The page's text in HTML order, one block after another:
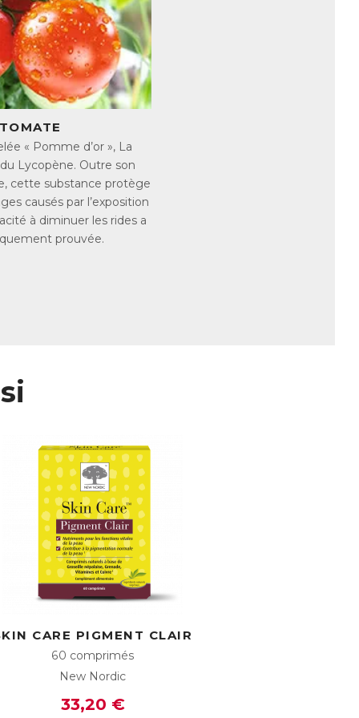
externes, tels que le tabac, le
d’élastine qui épaissit la peau à
l’apparition de stress oxydatif qui
les causes naturels du vieillissement
ans a montré que les effets de
effets bénéfiques pour la beauté et
C qui protège également les cellules
« Pomme d’or », La
Lycopène. Outre son
cette substance protège
causés par l’exposition
à diminuer les rides a
prouvée.
CARE PIGMENT CLAIR
60 comprimés
New Nordic
33,20 €